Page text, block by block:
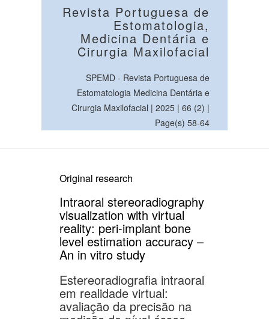
Revista Portuguesa de
Estomatologia,
Medicina Dentária e
Cirurgia Maxilofacial
SPEMD - Revista Portuguesa de
Estomatologia Medicina Dentária e
Cirurgia Maxilofacial | 2025 | 66 (2) |
Page(s) 58-64
Original research
Intraoral stereoradiography
visualization with virtual
reality: peri-implant bone
level estimation accuracy –
An in vitro study
Estereoradiografia intraoral
em realidade virtual:
avaliação da precisão na